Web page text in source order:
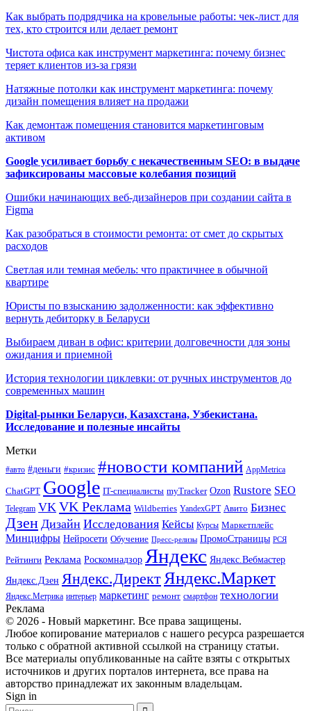
Как выбрать подрядчика на кровельные работы: чек-лист для
тех, кто строится или делает ремонт
Чистота офиса как инструмент маркетинга: почему бизнес
теряет клиентов из-за грязи
Натяжные потолки как инструмент маркетинга: почему
дизайн помещения влияет на продажи
Как демонтаж помещения становится маркетинговым
активом
Google усиливает борьбу с некачественным SEO: в выдаче
зафиксированы массовые колебания позиций
Ошибки начинающих веб-дизайнеров при создании сайта в
Figma
Как разобраться в стоимости ремонта: от смет до скрытых
расходов
Светлая или темная мебель: что практичнее в обычной
квартире
Юристы по взысканию задолженности: как эффективно
вернуть дебиторку в Беларуси
Выбираем диван в офис: критерии долговечности для зоны
ожидания и приемной
История технологии циклевки: от ручных инструментов до
современных машин
Digital-рынки Беларуси, Казахстана, Узбекистана.
Исследование и полезные инсайты
Метки
#авто #деньги #кризис #новости компаний AppMetrica
ChatGPT Google IT-специалисты myTracker Ozon Rustore SEO
Telegram VK VK Реклама Wildberries YandexGPT Авито Бизнес
Дзен Дизайн Исследования Кейсы Курсы Маркетплейс
Минцифры Нейросети Обучение Пресс-релизы ПромоСтраницы РСЯ
Рейтинги Реклама Роскомнадзор Яндекс Яндекс.Вебмастер
Яндекс.Дзен Яндекс.ДиректЯндекс.Маркет
Яндекс.Метрика интерьер маркетинг ремонт смартфон технологии
Реклама
© 2026 - Новый маркетинг. Все права защищены.
Любое копирование материалов с нашего ресурса разрешается
только с обратной активной ссылкой на страницу статьи.
Все материалы опубликованные на сайте взяты с открытых
источников и других порталов интернета, все права на
авторство принадлежат их законным владельцам.
Sign in